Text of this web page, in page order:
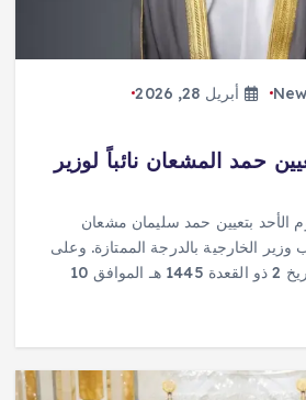
أبريل 28, 2026
حمد المشعان نائباً لوزير
الأحد بتعيين حمد سليمان مشعان
الخارجية بالدرجة الممتازة. وعلى
الأمر الأميري الصادر بتاريخ 2 ذو القعدة 1445 هـ الموافق 10